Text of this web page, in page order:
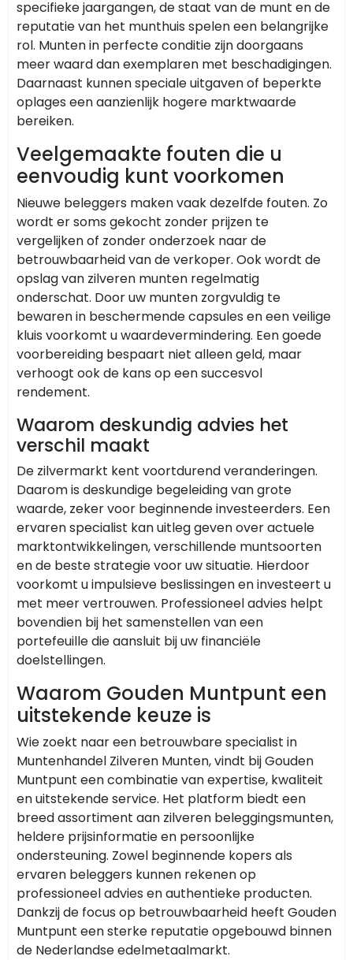
specifieke jaargangen, de staat van de munt en de
reputatie van het munthuis spelen een belangrijke
rol. Munten in perfecte conditie zijn doorgaans
meer waard dan exemplaren met beschadigingen.
Daarnaast kunnen speciale uitgaven of beperkte
oplages een aanzienlijk hogere marktwaarde
bereiken.
Veelgemaakte fouten die u
eenvoudig kunt voorkomen
Nieuwe beleggers maken vaak dezelfde fouten. Zo
wordt er soms gekocht zonder prijzen te
vergelijken of zonder onderzoek naar de
betrouwbaarheid van de verkoper. Ook wordt de
opslag van zilveren munten regelmatig
onderschat. Door uw munten zorgvuldig te
bewaren in beschermende capsules en een veilige
kluis voorkomt u waardevermindering. Een goede
voorbereiding bespaart niet alleen geld, maar
verhoogt ook de kans op een succesvol
rendement.
Waarom deskundig advies het
verschil maakt
De zilvermarkt kent voortdurend veranderingen.
Daarom is deskundige begeleiding van grote
waarde, zeker voor beginnende investeerders. Een
ervaren specialist kan uitleg geven over actuele
marktontwikkelingen, verschillende muntsoorten
en de beste strategie voor uw situatie. Hierdoor
voorkomt u impulsieve beslissingen en investeert u
met meer vertrouwen. Professioneel advies helpt
bovendien bij het samenstellen van een
portefeuille die aansluit bij uw financiële
doelstellingen.
Waarom Gouden Muntpunt een
uitstekende keuze is
Wie zoekt naar een betrouwbare specialist in
Muntenhandel Zilveren Munten, vindt bij Gouden
Muntpunt een combinatie van expertise, kwaliteit
en uitstekende service. Het platform biedt een
breed assortiment aan zilveren beleggingsmunten,
heldere prijsinformatie en persoonlijke
ondersteuning. Zowel beginnende kopers als
ervaren beleggers kunnen rekenen op
professioneel advies en authentieke producten.
Dankzij de focus op betrouwbaarheid heeft Gouden
Muntpunt een sterke reputatie opgebouwd binnen
de Nederlandse edelmetaalmarkt.